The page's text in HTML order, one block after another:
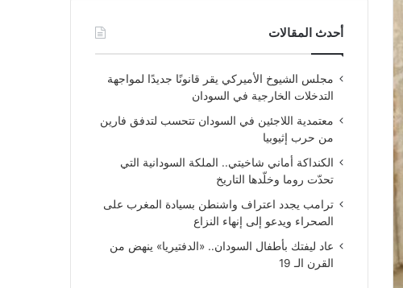
أحدث المقالات
مجلس الشيوخ الأميركي يقر قانونًا جديدًا لمواجهة
التدخلات الخارجية في السودان
معتمدية اللاجئين في السودان تتحسب لتدفق فارين
من حرب إثيوبيا
الكنداكة أماني شاخيتي.. الملكة السودانية التي
تحدّت روما وخلّدها التاريخ
ترامب يجدد اعتراف واشنطن بسيادة المغرب على
الصحراء ويدعو إلى إنهاء النزاع
عاد ليفتك بأطفال السودان.. «الدفتيريا» ينهض من
القرن الـ 19